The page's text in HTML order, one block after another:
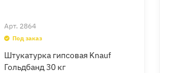
Арт. 2864
Под заказ
Штукатурка гипсовая Knauf
Гольдбанд 30 кг